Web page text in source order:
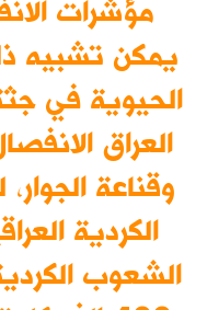
مؤشرات
يمكن تشبيه
الحيوية في
العراق
وقناعة
الكردية
الشعوب